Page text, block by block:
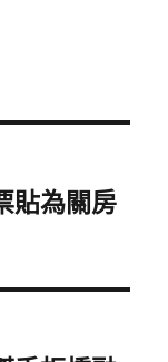
貼為關房